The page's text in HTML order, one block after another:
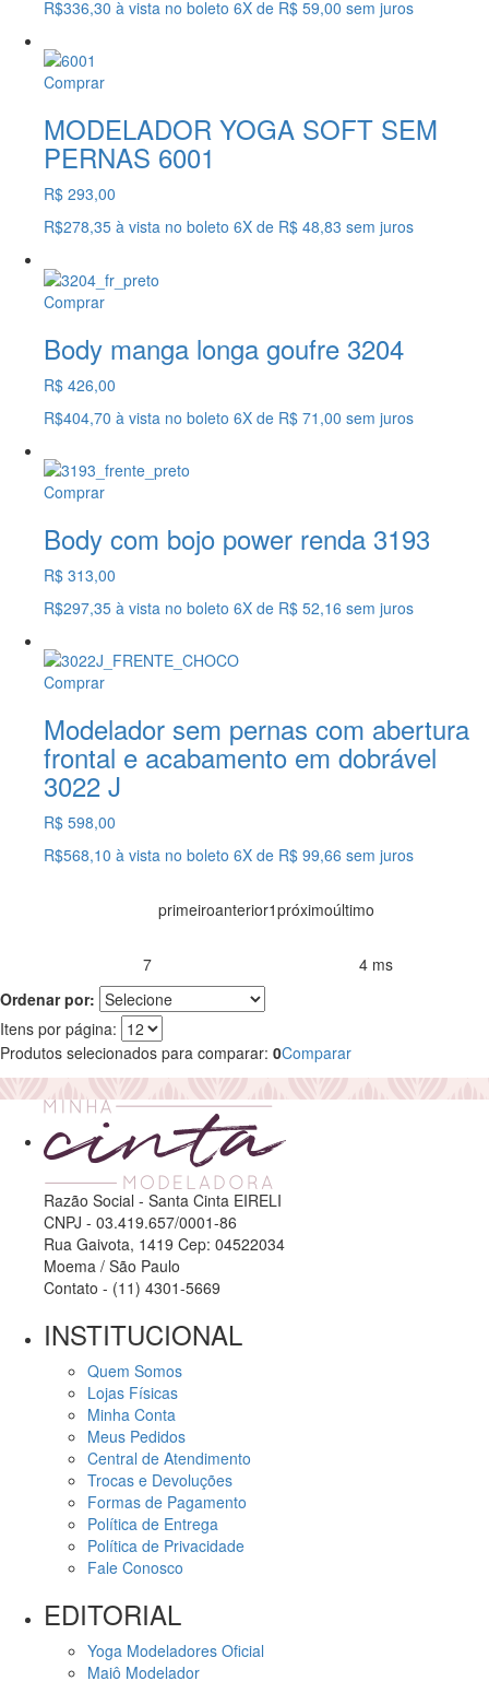
R$336,30 à vista no boleto 6X de R$ 59,00 sem juros
Comprar
MODELADOR YOGA SOFT SEM
PERNAS 6001
R$ 293,00
R$278,35 à vista no boleto 6X de R$ 48,83 sem juros
Comprar
Body manga longa goufre 3204
R$ 426,00
R$404,70 à vista no boleto 6X de R$ 71,00 sem juros
Comprar
Body com bojo power renda 3193
R$ 313,00
R$297,35 à vista no boleto 6X de R$ 52,16 sem juros
Comprar
Modelador sem pernas com abertura
frontal e acabamento em dobrável
3022 J
R$ 598,00
R$568,10 à vista no boleto 6X de R$ 99,66 sem juros
primeiroanterior1próximoúltimo
7
4 ms
Ordenar por:
Itens por página:
Produtos selecionados para comparar: 0Comparar
Razão Social - Santa Cinta EIRELI
CNPJ - 03.419.657/0001-86
Rua Gaivota, 1419 Cep: 04522034
Moema / São Paulo
Contato - (11) 4301-5669
INSTITUCIONAL
Quem Somos
Lojas Físicas
Minha Conta
Meus Pedidos
Central de Atendimento
Trocas e Devoluções
Formas de Pagamento
Política de Entrega
Política de Privacidade
Fale Conosco
EDITORIAL
Yoga Modeladores Oficial
Maiô Modelador